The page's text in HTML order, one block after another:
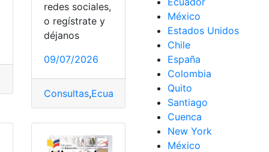
Libros,Libros del ministerio de educación,Libros
redes sociales,
o regístrate y
déjanos
09/07/2026
Consultas,Ecuador Libros, Libros de Bachillerato
México
Estados Unidos
Chile
España
Colombia
Quito
Santiago
Cuenca
New York
México